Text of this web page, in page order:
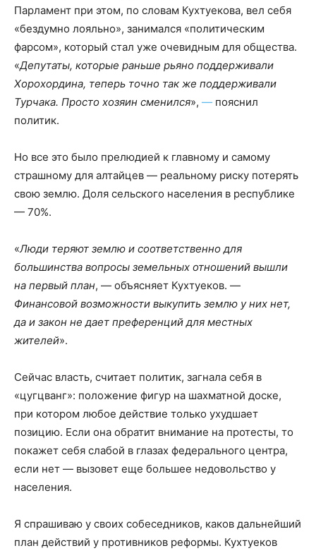
Парламент при этом, по словам Кухтуекова, вел себя
«бездумно лояльно», занимался «политическим
фарсом», который стал уже очевидным для общества.
«Депутаты, которые раньше рьяно поддерживали
Хорохордина, теперь точно так же поддерживали
Турчака. Просто хозяин сменился», — пояснил
политик.
Но все это было прелюдией к главному и самому
страшному для алтайцев — реальному риску потерять
свою землю. Доля сельского населения в республике
— 70%.
«Люди теряют землю и соответственно для
большинства вопросы земельных отношений вышли
на первый план, — объясняет Кухтуеков. —
Финансовой возможности выкупить землю у них нет,
да и закон не дает преференций для местных
жителей».
Сейчас власть, считает политик, загнала себя в
«цугцванг»: положение фигур на шахматной доске,
при котором любое действие только ухудшает
позицию. Если она обратит внимание на протесты, то
покажет себя слабой в глазах федерального центра,
если нет — вызовет еще большее недовольство у
населения.
Я спрашиваю у своих собеседников, каков дальнейший
план действий у противников реформы. Кухтуеков